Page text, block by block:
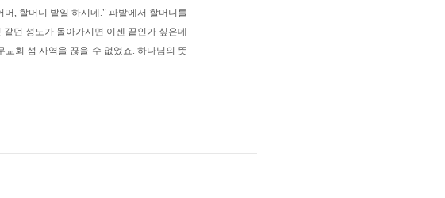
, 할머니 밭일 하시네." 파밭에서 할머니를
던 성도가 돌아가시면 이젠 끝인가 싶은데
회 섬 사역을 끊을 수 없었죠. 하나님의 뜻